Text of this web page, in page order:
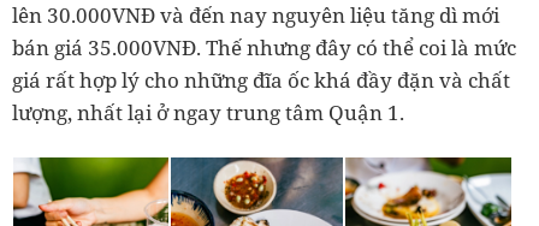
lên 30.000VNĐ và đến nay nguyên liệu tăng dì mới
bán giá 35.000VNĐ. Thế nhưng đây có thể coi là mức
giá rất hợp lý cho những đĩa ốc khá đầy đặn và chất
lượng, nhất lại ở ngay trung tâm Quận 1.